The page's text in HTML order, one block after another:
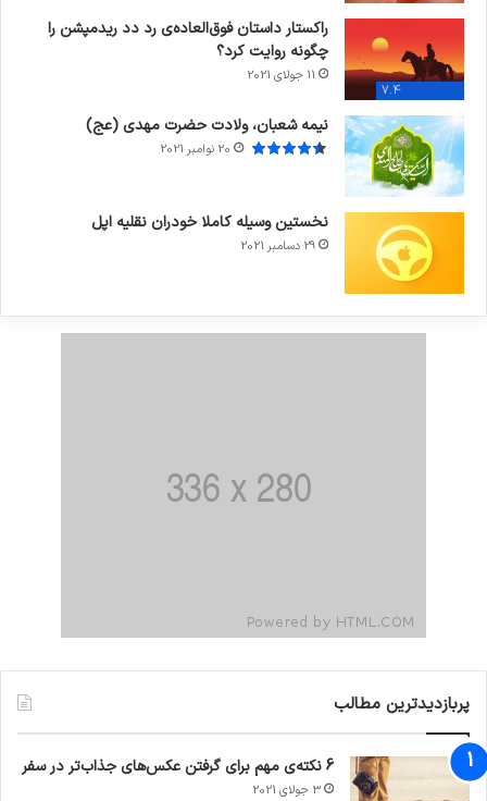
7.4
راکستار داستان فوق‌العاده‌ی رد دد ریدمپشن را
چگونه روایت کرد؟
11 جولای 2021
نیمه شعبان، ولادت حضرت مهدی (عج)
20 نوامبر 2021
نخستین وسیله کاملا خودران نقلیه اپل
29 دسامبر 2021
پربازدیدترین مطالب
6 نکته‌ی مهم برای گرفتن عکس‌های جذاب‌تر در سفر
3 جولای 2021